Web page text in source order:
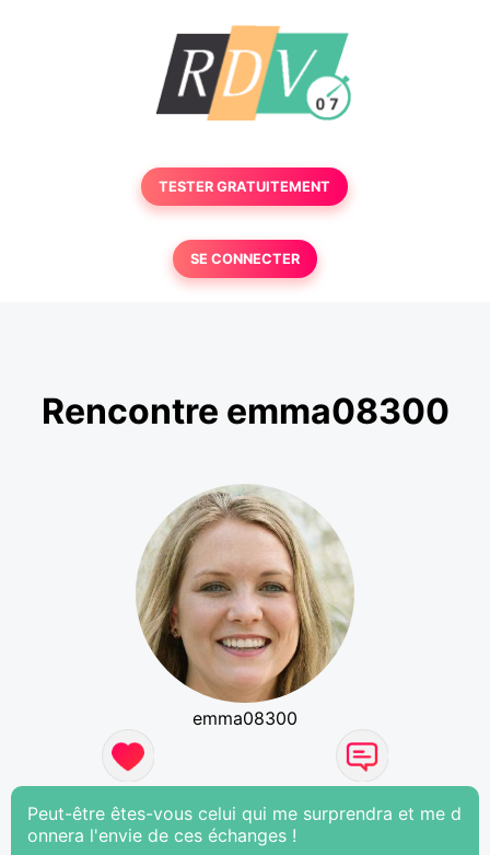
TESTER GRATUITEMENT
SE CONNECTER
Rencontre emma08300
emma08300
Peut-être êtes-vous celui qui me surprendra et me d
onnera l'envie de ces échanges !